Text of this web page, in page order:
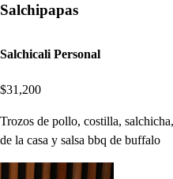
Salchipapas
Salchicali Personal
$31,200
Trozos de pollo, costilla,
de la casa y salsa bbq de buffalo